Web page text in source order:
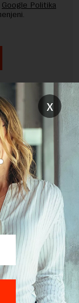
Google Politika
x